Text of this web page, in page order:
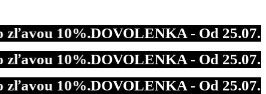
10%.DOVOLENKA - Od 25.07.2026
10%.DOVOLENKA - Od 25.07.2026
10%.DOVOLENKA - Od 25.07.2026